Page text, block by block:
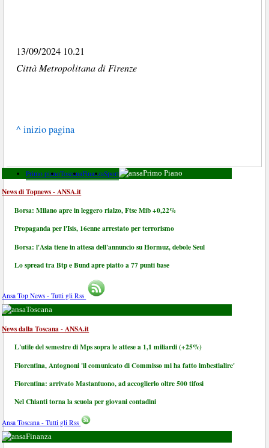
13/09/2024 10.21
Città Metropolitana di Firenze
^ inizio pagina
Primo pianoToscanaFinanzaSport Primo Piano
News di Topnews - ANSA.it
Borsa: Milano apre in leggero rialzo, Ftse Mib +0,22%
Propaganda per l'Isis, 16enne arrestato per terrorismo
Borsa: l'Asia tiene in attesa dell'annuncio su Hormuz, debole Seul
Lo spread tra Btp e Bund apre piatto a 77 punti base
Ansa Top News - Tutti gli Rss
Toscana
News dalla Toscana - ANSA.it
L'utile del semestre di Mps sopra le attese a 1,1 miliardi (+25%)
Fiorentina, Antognoni 'il comunicato di Commisso mi ha fatto imbestialire'
Fiorentina: arrivato Mastantuono, ad accoglierlo oltre 500 tifosi
Nel Chianti torna la scuola per giovani contadini
Ansa Toscana - Tutti gli Rss
Finanza